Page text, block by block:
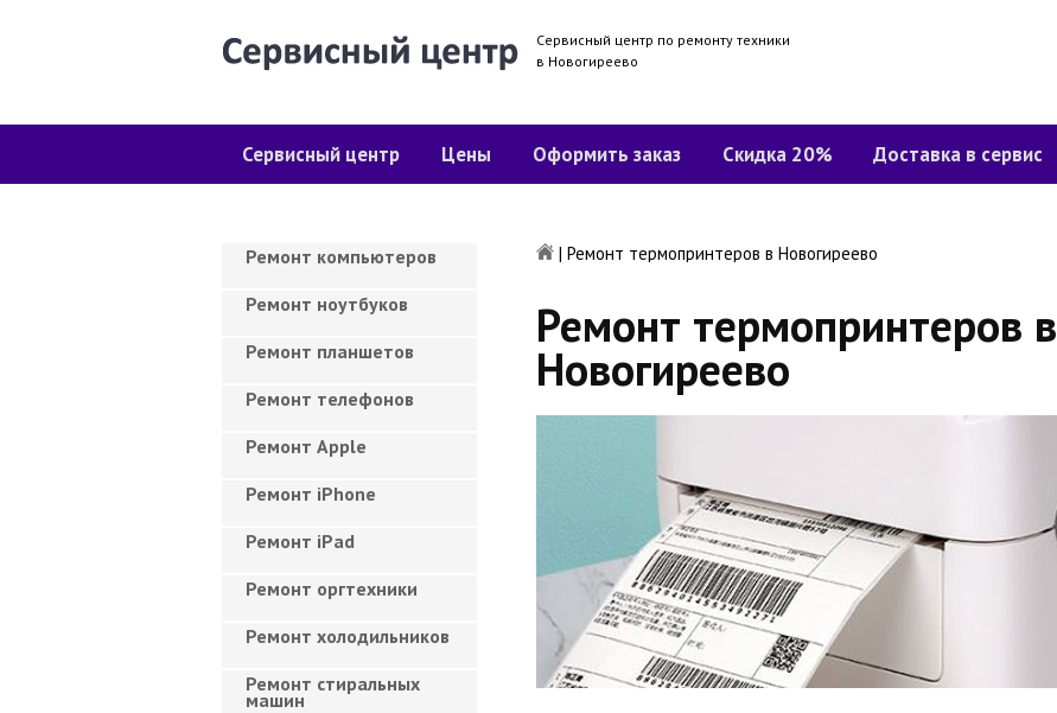
Сервисный центр по ремонту техники
в Новогиреево
Сервисный центр Цены Оформить заказ Скидка 20% Доставка в сервис
| Ремонт термопринтеров в Новогиреево
Ремонт термопринтеров в
Новогиреево
Ремонт компьютеров
Ремонт ноутбуков
Ремонт планшетов
Ремонт телефонов
Ремонт Apple
Ремонт iPhone
Ремонт iPad
Ремонт оргтехники
Ремонт холодильников
Ремонт стиральных
машин